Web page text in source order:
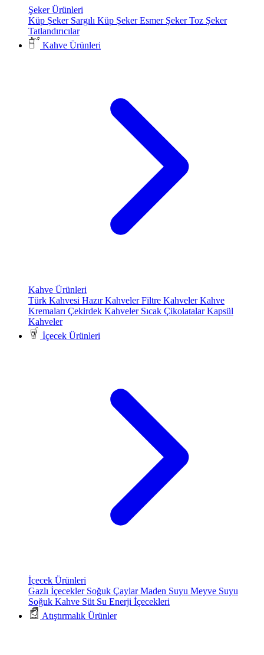
Şeker Ürünleri
Küp Şeker Sargılı Küp ŞekerEsmer ŞekerToz Şeker
Tatlandırıcılar
Kahve Ürünleri
Kahve Ürünleri
Türk Kahvesi Hazır KahvelerFiltre KahvelerKahve
Kremaları Çekirdek Kahveler Sıcak ÇikolatalarKapsül
Kahveler
İçecek Ürünleri
İçecek Ürünleri
Gazlı İçecekler Soğuk ÇaylarMaden Suyu Meyve Suyu
Soğuk Kahve Süt Su Enerji İçecekleri
Atıştırmalık Ürünler